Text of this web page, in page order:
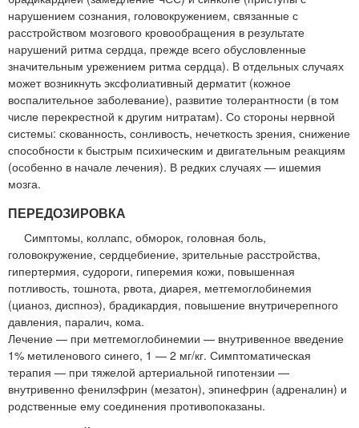
нарушением сознания, головокружением, связанные с
расстройством мозгового кровообращения в результате
нарушений ритма сердца, прежде всего обусловленные
значительным урежением ритма сердца). В отдельных случаях
может возникнуть эксфолиативный дерматит (кожное
воспалительное заболевание), развитие толерантности (в том
числе перекрестной к другим нитратам). Со стороны нервной
системы: скованность, сонливость, нечеткость зрения, снижение
способности к быстрым психическим и двигательным реакциям
(особенно в начале лечения). В редких случаях — ишемия
мозга.
ПЕРЕДОЗИРОВКА
Симптомы, коллапс, обморок, головная боль,
головокружение, сердцебиение, зрительные расстройства,
гипертермия, судороги, гиперемия кожи, повышенная
потливость, тошнота, рвота, диарея, метгемоглобинемия
(цианоз, диспноэ), брадикардия, повышение внутричерепного
давления, паралич, кома.
Лечение — при метгемоглобинемии — внутривенное введение
1% метиленового синего, 1 — 2 мг/кг. Симптоматическая
терапия — при тяжелой артериальной гипотензии —
внутривенно фенилэфрин (мезатон), эпинефрин (адреналин) и
родственные ему соединения противопоказаны.